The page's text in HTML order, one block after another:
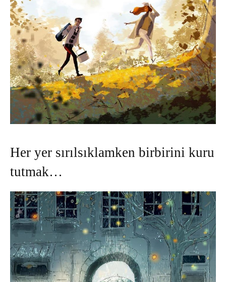
Her yer sırılsıklamken birbirini kuru
tutmak…